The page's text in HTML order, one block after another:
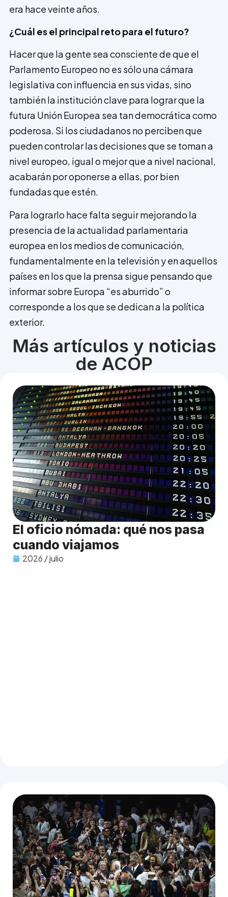
era hace veinte años.
¿Cuál es el principal reto para el futuro?
Hacer que la gente sea consciente de que el
Parlamento Europeo no es sólo una cámara
legislativa con influencia en sus vidas, sino
también la institución clave para lograr que la
futura Unión Europea sea tan democrática como
poderosa. Si los ciudadanos no perciben que
pueden controlar las decisiones que se toman a
nivel europeo, igual o mejor que a nivel nacio­nal,
acabarán por oponerse a ellas, por bien
fundadas que estén.
Para lograrlo hace falta seguir mejorando la
presencia de la actualidad parlamentaria
europea en los medios de comunicación,
fundamentalmente en la televisión y en aquellos
países en los que la prensa sigue pensando que
informar sobre Europa “es aburrido” o
corresponde a los que se dedican a la política
exterior.
Más artículos y noticias
de ACOP
El oficio nómada: qué nos pasa
cuando viajamos
2026 / julio